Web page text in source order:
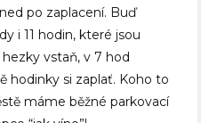
po zaplacení. Buď
i 11 hodin, které jsou
vstaň, v 7 hod
hodinky si zaplať. Koho to
máme běžné parkovací